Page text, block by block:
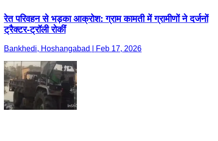
रेत परिवहन से भड़का आक्रोश: ग्राम कामती में ग्रामीणों ने दर्जनों
ट्रैक्टर-ट्रॉली रोकीं
Bankhedi, Hoshangabad | Feb 17, 2026